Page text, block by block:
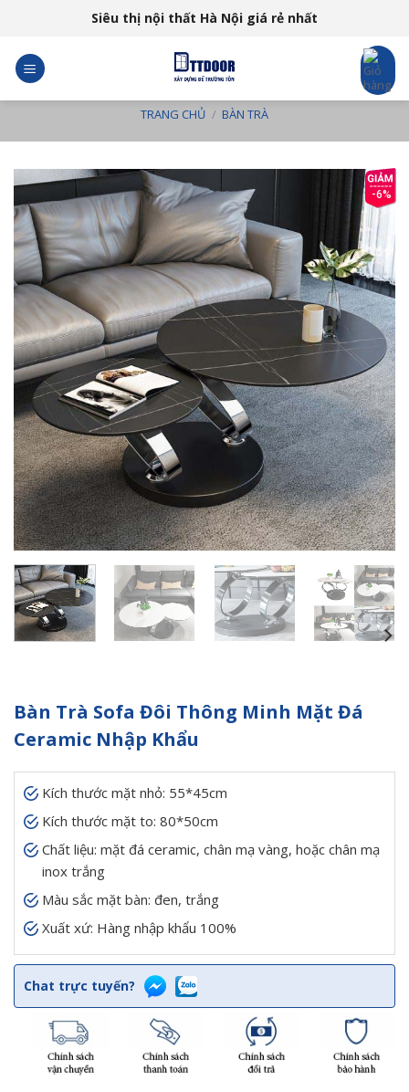
content
Siêu thị nội thất Hà Nội giá rẻ nhất
TRANG CHỦ / BÀN TRÀ
-6%
Bàn Trà Sofa Đôi Thông Minh Mặt Đá
Ceramic Nhập Khẩu
Kích thước mặt nhỏ: 55*45cm
Kích thước mặt to: 80*50cm
Chất liệu: mặt đá ceramic, chân mạ vàng, hoặc chân mạ
inox trắng
Màu sắc mặt bàn: đen, trắng
Xuất xứ: Hàng nhập khẩu 100%
Chat trực tuyến?